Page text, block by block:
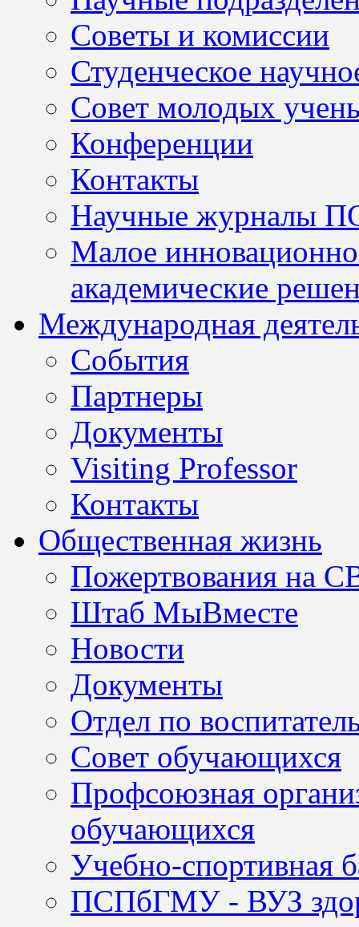
Советы и комиссии
Студенческое
Совет молодых
Конференции
Контакты
Научные журналы
Малое
академические
Международная
События
Партнеры
Документы
Visiting Professor
Контакты
Общественная жизнь
Пожертвования на
Штаб МыВместе
Новости
Документы
Отдел по
Совет обучающихся
Профсоюзная
обучающихся
Учебно-спортивная
ПСПбГМУ - ВУЗ